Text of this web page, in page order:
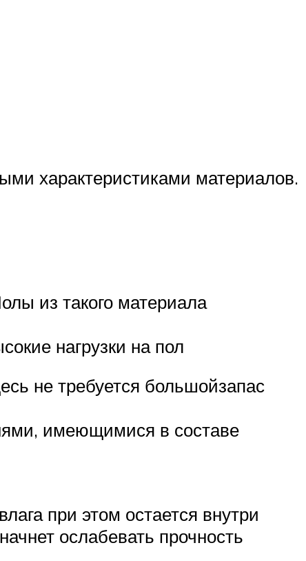
характеристиками материалов.
из такого материала
нагрузки на пол
не требуется большойзапас
имеющимися в составе
при этом остается внутри
ослабевать прочность